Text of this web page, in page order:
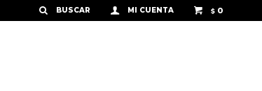
$ 0